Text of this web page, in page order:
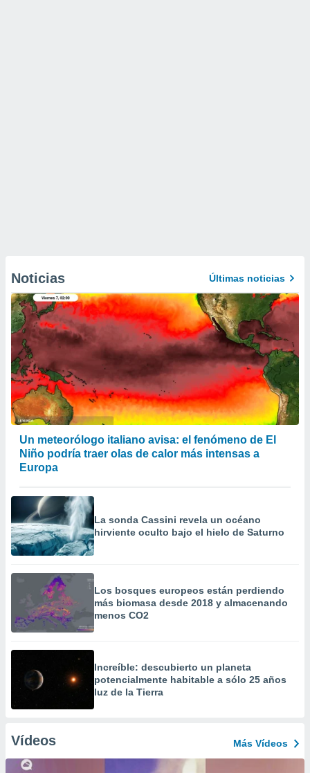
Noticias Últimas noticias
Un meteorólogo italiano avisa: el fenómeno de El
Niño podría traer olas de calor más intensas a
Europa
La sonda Cassini revela un océano
hirviente oculto bajo el hielo de Saturno
Los bosques europeos están perdiendo
más biomasa desde 2018 y almacenando
menos CO2
Increíble: descubierto un planeta
potencialmente habitable a sólo 25 años
luz de la Tierra
Vídeos Más Vídeos